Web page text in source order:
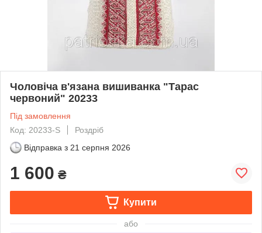
Чоловіча в'язана вишиванка "Тарас
червоний" 20233
Під замовлення
Код: 20233-S
Роздріб
Відправка з 21 серпня 2026
1 600 ₴
Купити
або